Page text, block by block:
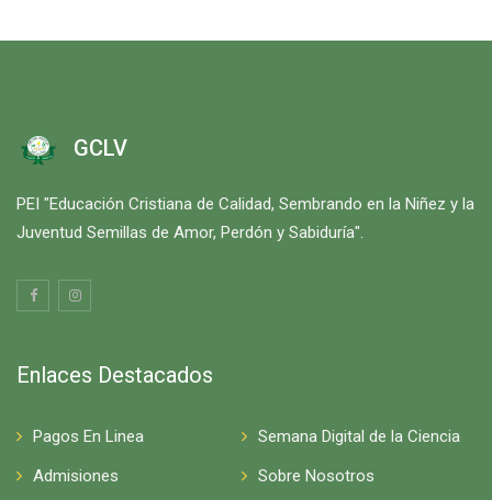
GCLV
PEI "Educación Cristiana de Calidad, Sembrando en la Niñez y la
Juventud Semillas de Amor, Perdón y Sabiduría".
Enlaces Destacados
Pagos En Linea
Semana Digital de la Ciencia
Admisiones
Sobre Nosotros